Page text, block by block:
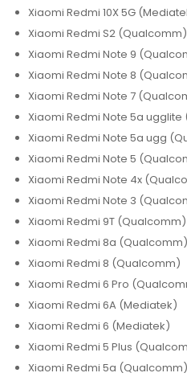
Xiaomi Redmi 10X 5G
Xiaomi Redmi S2 (Qualcomm)
Xiaomi Redmi Note 9
Xiaomi Redmi Note 8
Xiaomi Redmi Note 7
Xiaomi Redmi Note 5a
Xiaomi Redmi Note 5a ugg
Xiaomi Redmi Note 5
Xiaomi Redmi Note 4x
Xiaomi Redmi Note 3
Xiaomi Redmi 9T (Qualcomm)
Xiaomi Redmi 8a (Qualcomm)
Xiaomi Redmi 8 (Qualcomm)
Xiaomi Redmi 6 Pro
Xiaomi Redmi 6A (Mediatek)
Xiaomi Redmi 6 (Mediatek)
Xiaomi Redmi 5 Plus
Xiaomi Redmi 5a (Qualcomm)